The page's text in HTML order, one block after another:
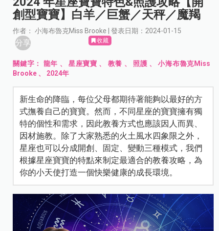
創型寶寶】白羊／巨蟹／天秤／魔羯
作者： 小海布魯克Miss Brooke | 發表日期：2024-01-15
分享 收藏
關鍵字： 龍年 、 星座寶寶 、 教養 、 照護 、小海布魯克Miss
Brooke 、 2024年
新生命的降臨，每位父母都期待著能夠以最好的方
式撫養自己的寶寶。然而，不同星座的寶寶擁有獨
特的個性和需求，因此教養方式也應該因人而異、
因材施教。除了大家熟悉的火土風水四象限之外，
星座也可以分成開創、固定、變動三種模式，我們
根據星座寶寶的特點來制定最適合的教養攻略，為
你的小天使打造一個快樂健康的成長環境。